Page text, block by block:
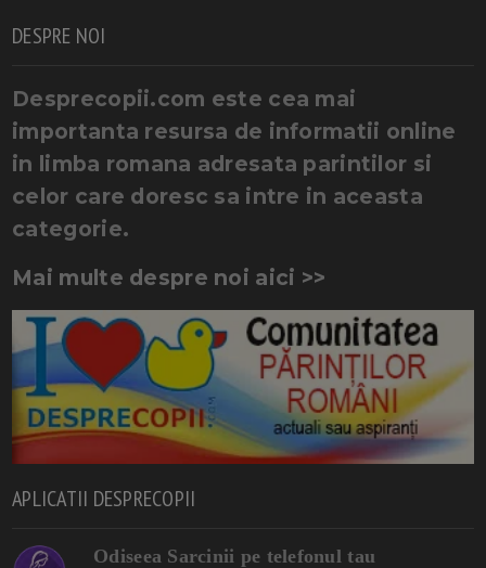
DESPRE NOI
Desprecopii.com este cea mai
importanta resursa de informatii online
in limba romana adresata parintilor si
celor care doresc sa intre in aceasta
categorie.
Mai multe despre noi aici >>
APLICATII DESPRECOPII
Odiseea Sarcinii pe telefonul tau